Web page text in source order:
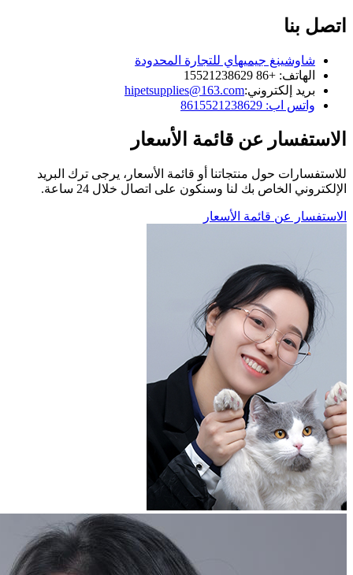
اتصل بنا
شاوشينغ جيميهاي للتجارة المحدودة
الهاتف: +86 15521238629
بريد إلكتروني:hipetsupplies@163.com
واتس اب: 8615521238629
الاستفسار عن قائمة الأسعار
للاستفسارات حول منتجاتنا أو قائمة الأسعار، يرجى ترك البريد
الإلكتروني الخاص بك لنا وسنكون على اتصال خلال 24 ساعة.
الاستفسار عن قائمة الأسعار